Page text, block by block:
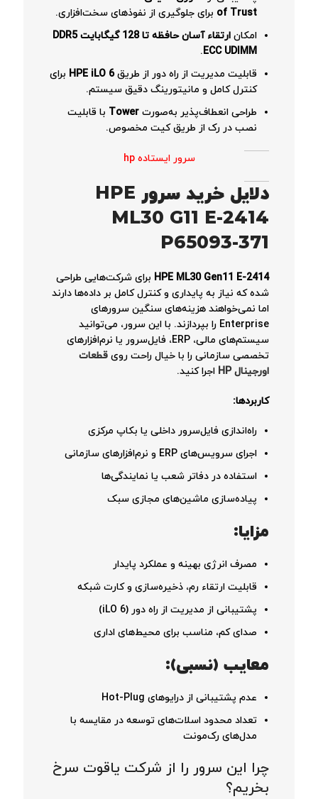
of Trust برای جلوگیری از نفوذهای سخت‌افزاری.
امکان
ارتقاء آسان حافظه تا 128 گیگابایت DDR5
ECC UDIMM
.
قابلیت مدیریت از راه دور از طریقHPE iLO 6 برای
کنترل کامل و مانیتورینگ دقیق سیستم.
طراحی انعطاف‌پذیر به‌صورت Tower با قابلیت
نصب در رک از طریق کیت مخصوص.
سرور ایستاده hp
دلایل خرید سرور HPE
ML30 G11 E-2414
P65093-371
HPE ML30 Gen11 E-2414 برای شرکت‌هایی طراحی
شده که نیاز به پایداری و کنترل کامل بر داده‌ها دارند
اما نمی‌خواهند هزینه‌های سنگین سرورهای
Enterprise را بپردازند. با این سرور، می‌توانید
سیستم‌های مالی، ERP، فایل‌سرور یا نرم‌افزارهای
تخصصی سازمانی را با خیال راحت روی قطعات
اورجینال HP
اجرا کنید.
کاربردها:
راه‌اندازی فایل‌سرور داخلی یا بکاپ مرکزی
اجرای سرویس‌های ERP و نرم‌افزارهای سازمانی
استفاده در دفاتر شعب یا نمایندگی‌ها
پیاده‌سازی ماشین‌های مجازی سبک
مزایا:
مصرف انرژی بهینه و عملکرد پایدار
قابلیت ارتقاء رم، ذخیره‌سازی و کارت شبکه
پشتیبانی از مدیریت از راه دور (iLO 6)
صدای کم، مناسب برای محیط‌های اداری
معایب (نسبی):
عدم پشتیبانی از درایوهای Hot-Plug
تعداد محدود اسلات‌های توسعه در مقایسه با
مدل‌های رک‌مونت
چرا این سرور را از شرکت یاقوت سرخ
بخریم؟